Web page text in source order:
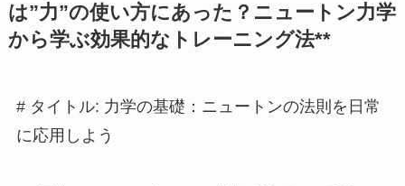
は”力”の使い方にあった？ニュートン力学
から学ぶ効果的なトレーニング法**
# タイトル: 力学の基礎：ニュートンの法則を日常
に応用しよう